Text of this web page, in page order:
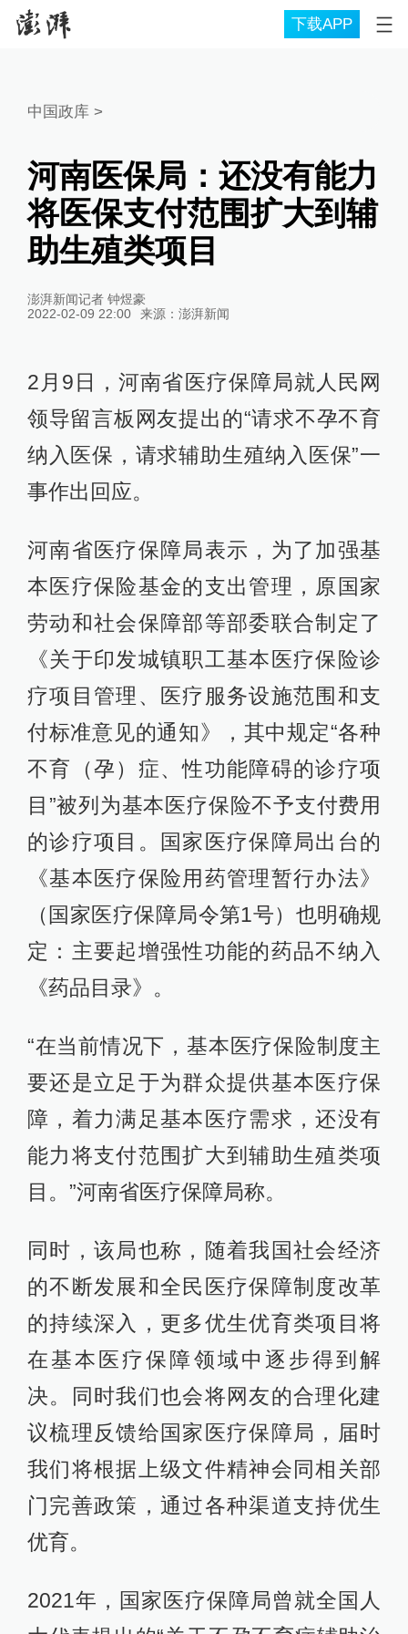
下载APP
中国政库 >
河南医保局：还没有能力
将医保支付范围扩大到辅
助生殖类项目
澎湃新闻记者 钟煜豪
2022-02-09 22:00
来源： 澎湃新闻
2月9日，河南省医疗保障局就人民网
领导留言板网友提出的“请求不孕不育
纳入医保，请求辅助生殖纳入医保”一
事作出回应。
河南省医疗保障局表示，为了加强基
本医疗保险基金的支出管理，原国家
劳动和社会保障部等部委联合制定了
《关于印发城镇职工基本医疗保险诊
疗项目管理、医疗服务设施范围和支
付标准意见的通知》，其中规定“各种
不育（孕）症、性功能障碍的诊疗项
目”被列为基本医疗保险不予支付费用
的诊疗项目。国家医疗保障局出台的
《基本医疗保险用药管理暂行办法》
（国家医疗保障局令第1号）也明确规
定：主要起增强性功能的药品不纳入
《药品目录》。
“在当前情况下，基本医疗保险制度主
要还是立足于为群众提供基本医疗保
障，着力满足基本医疗需求，还没有
能力将支付范围扩大到辅助生殖类项
目。”河南省医疗保障局称。
同时，该局也称，随着我国社会经济
的不断发展和全民医疗保障制度改革
的持续深入，更多优生优育类项目将
在基本医疗保障领域中逐步得到解
决。同时我们也会将网友的合理化建
议梳理反馈给国家医疗保障局，届时
我们将根据上级文件精神会同相关部
门完善政策，通过各种渠道支持优生
优育。
2021年，国家医疗保障局曾就全国人